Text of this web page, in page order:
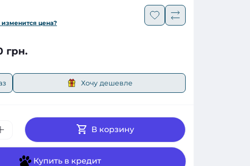
изменится цена?
грн.
Хочу дешевле
В корзину
Купить в кредит